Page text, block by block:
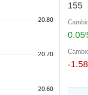
155
-